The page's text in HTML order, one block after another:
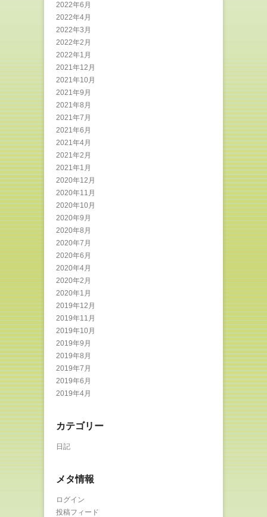
2022年6月
2022年4月
2022年3月
2022年2月
2022年1月
2021年12月
2021年10月
2021年9月
2021年8月
2021年7月
2021年6月
2021年4月
2021年2月
2021年1月
2020年12月
2020年11月
2020年10月
2020年9月
2020年8月
2020年7月
2020年6月
2020年4月
2020年2月
2020年1月
2019年12月
2019年11月
2019年10月
2019年9月
2019年8月
2019年7月
2019年6月
2019年4月
カテゴリー
日記
メタ情報
ログイン
投稿フィード